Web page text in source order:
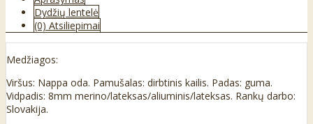
Dydžių lentelė
(0) Atsiliepimai
Medžiagos:
Viršus: Nappa oda. Pamušalas: dirbtinis kailis. Padas: guma.
Vidpadis: 8mm merino/lateksas/aliuminis/lateksas. Rankų darbo:
Slovakija.